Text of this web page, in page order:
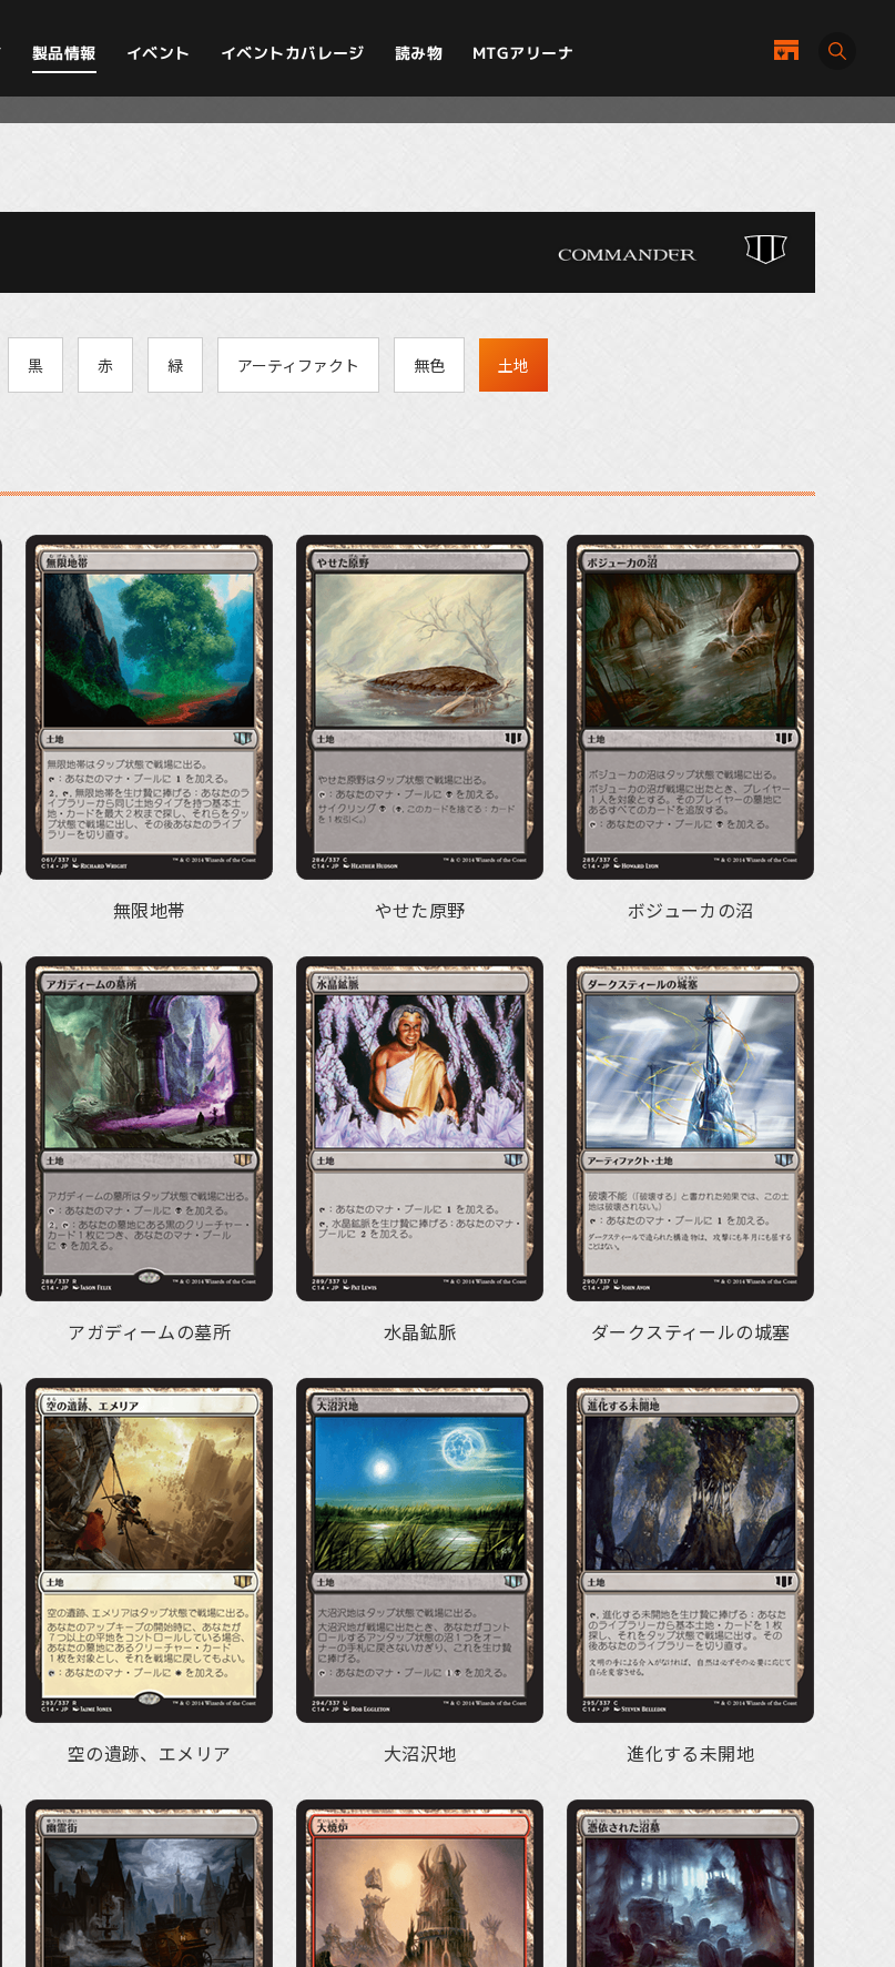
製品情報 イベント イベントカバレージ 読み物 MTGアリーナ
黒 赤 緑 アーティファクト 無色 土地
無限地帯 やせた原野 ボジューカの沼
アガディームの墓所 水晶鉱脈 ダークスティールの城塞
空の遺跡、エメリア 大沼沢地 進化する未開地